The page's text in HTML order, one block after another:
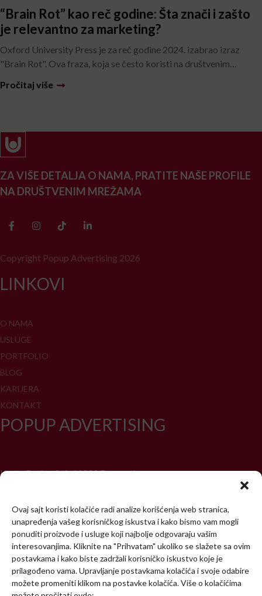
Ovaj sajt koristi kolačiće radi analize korišćenja web stranica,
unapređenja vašeg korisničkog iskustva i kako bismo vam mogli
ponuditi proizvode i usluge koji najbolje odgovaraju vašim
interesovanjima. Kliknite na "Prihvatam" ukoliko se slažete sa ovim
postavkama i kako biste zadržali korisničko iskustvo koje je
prilagođeno vama. Upravljanje postavkama kolačića i svoje odabire
možete promeniti klikom na postavke kolačića. Više o kolačićima
“Brain Rot” kao reč godine: Šta znači i zašto
je relevantno za marketing?
Oxford University Press je za reč godine 2024. izabrao izraz
"Brain Rot". Ova fraza, koja se često koristi na društvenim…
Pročitaj više
ZA VIŠE DETALJA O NAMA, PRATITE NAŠE PROFILE
NA DRUŠTVENIM MREŽAMA
Copyright Popup Advertising 2026
LINKOVI
O NAMA
USLUGE
PORTFOLIO
BLOG
KARIJERA
KONTAKT
POPUP ADVERTISING
Koste Racina 2/1, 11000 Beograd
office@popup.rs
ZAPOČNITE PROJEKAT